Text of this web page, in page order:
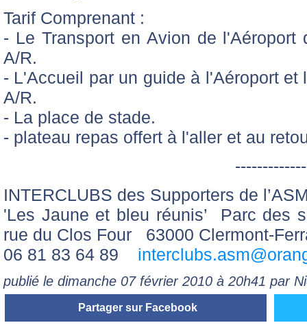
Tarif Comprenant :
- Le Transport en Avion de l'Aéroport
A/R.
- L'Accueil par un guide à l'Aéroport et
A/R.
- La place de stade.
- plateau repas offert à l'aller et au
-------------
INTERCLUBS des Supporters de
'Les Jaune et bleu réunis’ Parc
rue du Clos Four 63000 Clermont-
06 81 83 64 89
publié le dimanche 07 février 2010 à 20h41 par
Partager sur Facebook